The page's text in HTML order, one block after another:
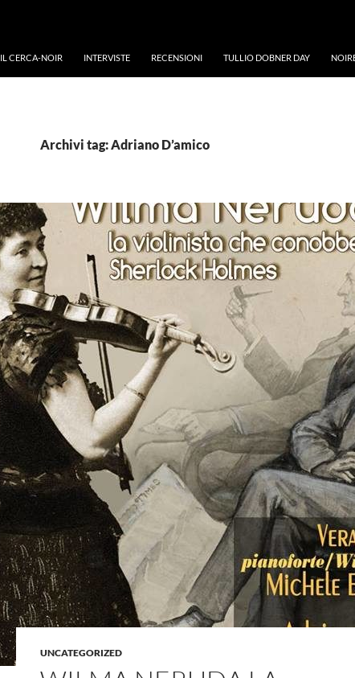
IL CERCA-NOIR INTERVISTE RECENSIONI TULLIO DOBNER DAY
Archivi tag: Adriano D’amico
UNCATEGORIZED